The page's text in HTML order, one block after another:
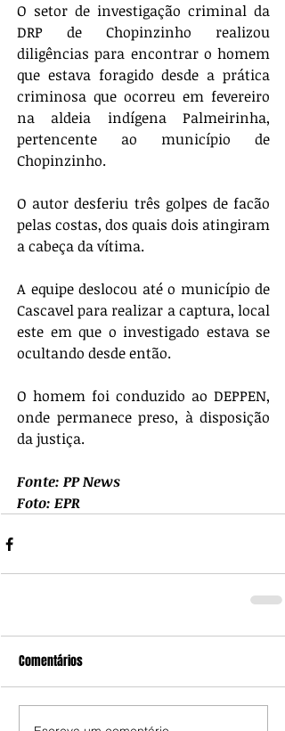
O setor de investigação criminal da
DRP de Chopinzinho realizou
diligências para encontrar o homem
que estava foragido desde a prática
criminosa que ocorreu em fevereiro
na aldeia indígena Palmeirinha,
pertencente ao município de
Chopinzinho.
O autor desferiu três golpes de facão
pelas costas, dos quais dois atingiram
a cabeça da vítima.
A equipe deslocou até o município de
Cascavel para realizar a captura, local
este em que o investigado estava se
ocultando desde então.
O homem foi conduzido ao DEPPEN,
onde permanece preso, à disposição
da justiça.
Fonte: PP News
Foto: EPR
Comentários